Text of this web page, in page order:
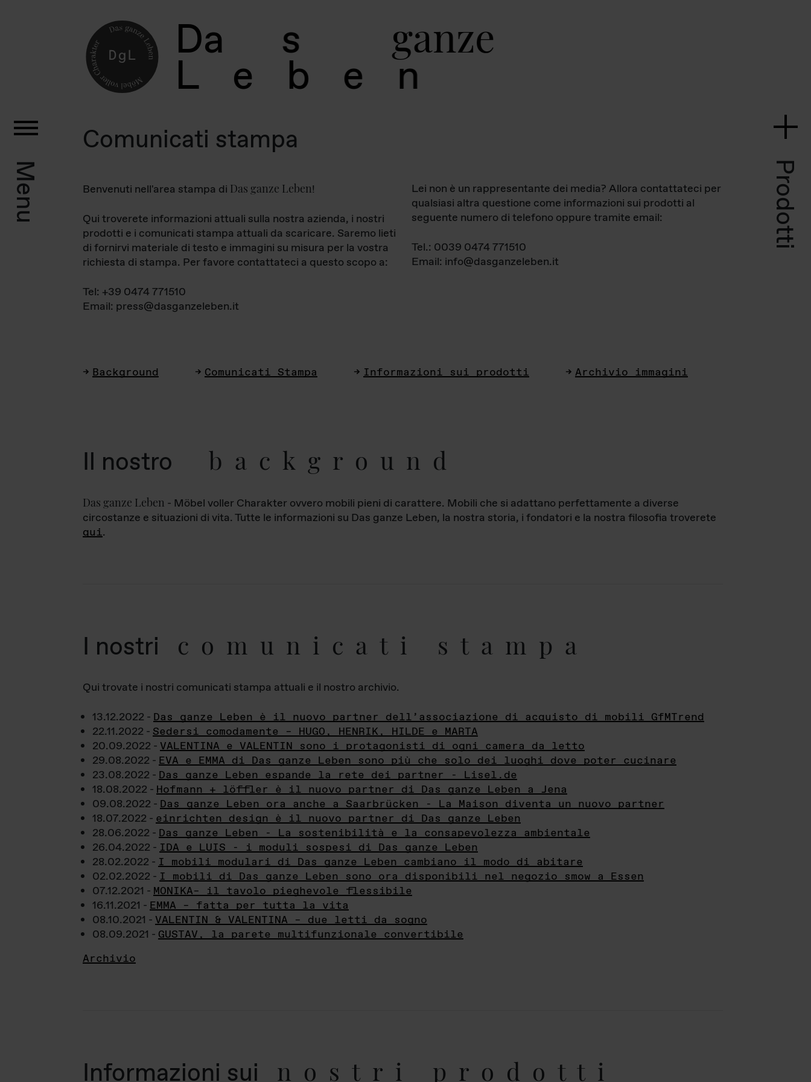
Da s ganz
L e b e
Menu Prodotti
Comunicati stampa
Benvenuti nell'area stampa di Das ganze Leben!
Qui troverete informazioni attuali sulla nostra azienda, i nostri
prodotti e i comunicati stampa attuali da scaricare. Saremo lieti
di fornirvi materiale di testo e immagini su misura per la vostra
richiesta di stampa. Per favore contattateci a questo scopo a:
Tel: +39 0474 771510
Email: press@dasganzeleben.it
Lei non è un rappresentante dei media? Allora contattateci per
qualsiasi altra questione come informazioni sui prodotti al
seguente numero di telefono oppure tramite email:
Tel.: 0039 0474 771510
Email: info@dasganzeleben.it
Background Comunicati Stampa Informazioni sui prodotti Archivio immagini
Il nostro background
Das ganze Leben - Möbel voller Charakter ovvero mobili pieni di carattere. Mobili che si adattano perfettamente a diverse
circostanze e situazioni di vita. Tutte le informazioni su Das ganze Leben, la nostra storia, i fondatori e la nostra filosofia troverete
qui.
I nostri comunicati stampa
Qui trovate i nostri comunicati stampa attuali e il nostro archivio.
13.12.2022 - Das ganze Leben è il nuovo partner dell’associazione di acquisto di mobili GfMTrend
22.11.2022 - Sedersi comodamente – HUGO, HENRIK, HILDE e MARTA
20.09.2022 - VALENTINA e VALENTIN sono i protagonisti di ogni camera da letto
29.08.2022 - EVA e EMMA di Das ganze Leben sono più che solo dei luoghi dove poter cucinare
23.08.2022 - Das ganze Leben espande la rete dei partner - Lisel.de
18.08.2022 - Hofmann + löffler è il nuovo partner di Das ganze Leben a Jena
09.08.2022 - Das ganze Leben ora anche a Saarbrücken - La Maison diventa un nuovo partner
18.07.2022 - einrichten design è il nuovo partner di Das ganze Leben
28.06.2022 - Das ganze Leben - La sostenibilità e la consapevolezza ambientale
26.04.2022 - IDA e LUIS - i moduli sospesi di Das ganze Leben
28.02.2022 - I mobili modulari di Das ganze Leben cambiano il modo di abitare
02.02.2022 - I mobili di Das ganze Leben sono ora disponibili nel negozio smow a Essen
07.12.2021 - MONIKA– il tavolo pieghevole flessibile
16.11.2021 - EMMA – fatta per tutta la vita
08.10.2021 - VALENTIN & VALENTINA – due letti da sogno
08.09.2021 - GUSTAV, la parete multifunzionale convertibile
Archivio
Informazioni sui nostri prodotti